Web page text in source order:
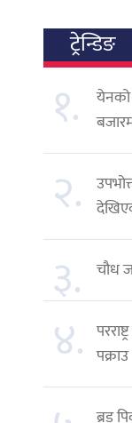
ट्रेन्डिङ
१.
येनको
२.
३. चौध
४. पक्राउ
ब्रड